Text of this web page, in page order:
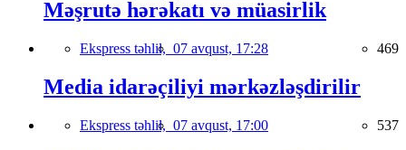
Məşrutə hərəkatı və müasirlik
Ekspress təhlil, 07 avqust, 17:28 469
Media idarəçiliyi mərkəzləşdirilir
Ekspress təhlil, 07 avqust, 17:00 537